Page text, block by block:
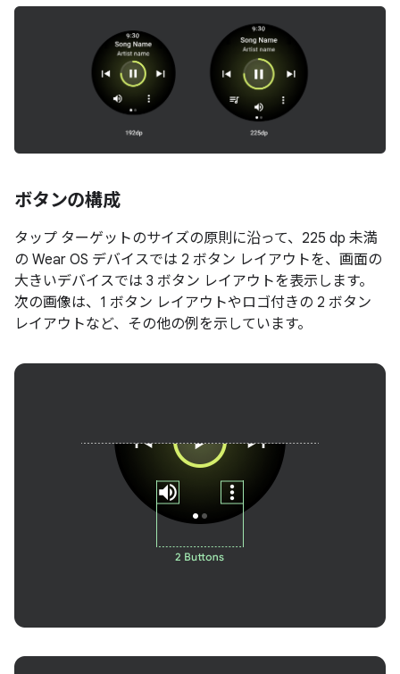
ボタンの構成
タップ ターゲットのサイズの原則に沿って、225 dp 未満
の Wear OS デバイスでは 2 ボタン レイアウトを、画面の
大きいデバイスでは 3 ボタン レイアウトを表示します。
次の画像は、1 ボタン レイアウトやロゴ付きの 2 ボタン
レイアウトなど、その他の例を示しています。